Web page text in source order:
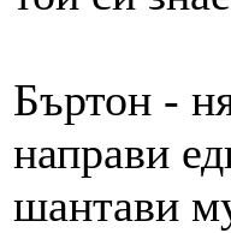
Бъртон -
направи
шантави